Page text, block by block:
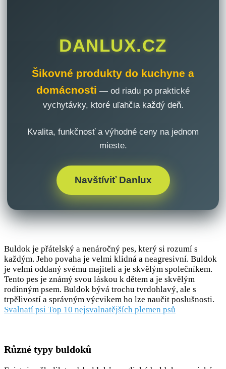
DANLUX.CZ
Šikovné produkty do kuchyne a
domácnosti — od riadu po praktické
vychytávky, ktoré uľahčia každý deň.
Kvalita, funkčnosť a výhodné ceny na jednom
mieste.
Navštíviť Danlux
Buldok je přátelský a nenáročný pes, který si rozumí s
každým. Jeho povaha je velmi klidná a neagresivní. Buldok
je velmi oddaný svému majiteli a je skvělým společníkem.
Tento pes je známý svou láskou k dětem a je skvělým
rodinným psem. Buldok bývá trochu tvrdohlavý, ale s
trpělivostí a správným výcvikem ho lze naučit poslušnosti.
Svalnatí psi Top 10 nejsvalnatějších plemen psů
Různé typy buldoků